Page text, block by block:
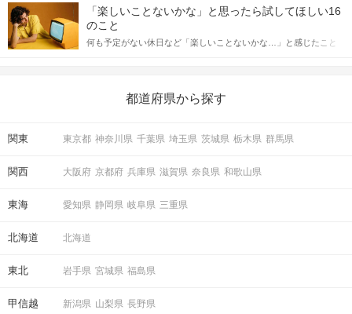
合にどのような行動に繋げるべきかをご紹介していきます。
しかし、中には「どう誘ったらいいの？」とお困りの男性もいら
っしゃるのではないでしょうか。 そこで今回は、男性から女性へ
送るLINEでのデートの誘い方のコツをご紹介します。例文も混じ
えながら解説するので、ぜひ参考にしてください。
「楽しいことないかな」と思ったら試してほしい16
のこと
何も予定がない休日など「楽しいことないかな…」と感じたこと
の楽しいことアイデアを集めました♪ いままさに楽しいことを探し
都道府県から探す
関東 東京都 神奈川県 千葉県 埼玉県 茨城県 栃木県 群馬県
関西 大阪府 京都府 兵庫県 滋賀県 奈良県 和歌山県
東海 愛知県 静岡県 岐阜県 三重県
北海道 北海道
東北 岩手県 宮城県 福島県
甲信越 新潟県 山梨県 長野県